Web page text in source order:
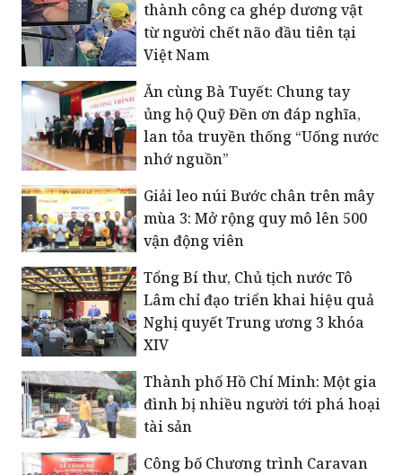
thành công ca ghép dương vật
từ người chết não đầu tiên tại
Việt Nam
Ăn cùng Bà Tuyết: Chung tay
ủng hộ Quỹ Đền ơn đáp nghĩa,
lan tỏa truyền thống “Uống nước
nhớ nguồn”
Giải leo núi Bước chân trên mây
mùa 3: Mở rộng quy mô lên 500
vận động viên
Tổng Bí thư, Chủ tịch nước Tô
Lâm chỉ đạo triển khai hiệu quả
Nghị quyết Trung ương 3 khóa
XIV
Thành phố Hồ Chí Minh: Một gia
đình bị nhiều người tới phá hoại
tài sản
Công bố Chương trình Caravan